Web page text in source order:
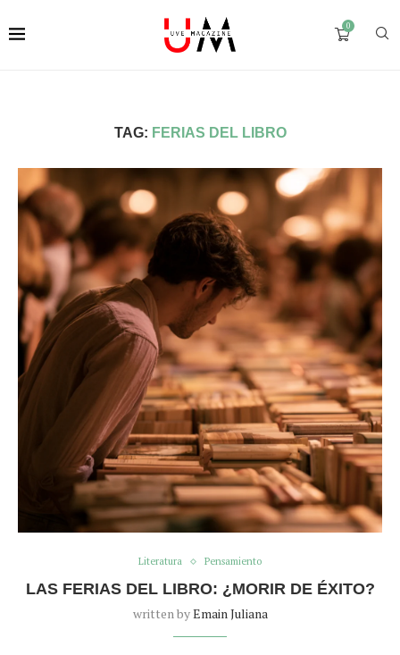
0
TAG: FERIAS DEL LIBRO
Literatura Pensamiento
LAS FERIAS DEL LIBRO: ¿MORIR DE ÉXITO?
written byEmain Juliana